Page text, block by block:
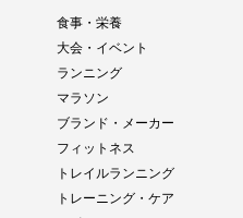
食事・栄養
大会・イベント
ランニング
マラソン
ブランド・メーカー
フィットネス
トレイルランニング
トレーニング・ケア